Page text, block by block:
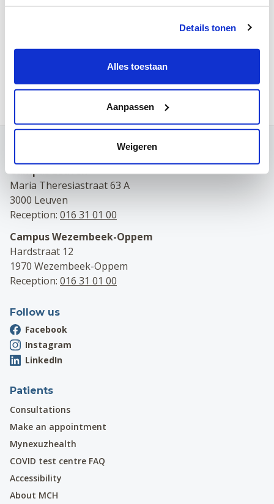
Details tonen
Alles toestaan
Aanpassen
Weigeren
Thursday
Make an appointment by telephone:016 31 01 00
Campus Leuven
Maria Theresiastraat 63 A
3000 Leuven
Reception: 016 31 01 00
Campus Wezembeek-Oppem
Hardstraat 12
1970 Wezembeek-Oppem
Reception: 016 31 01 00
Follow us
Facebook
Instagram
LinkedIn
Patients
Consultations
Make an appointment
Mynexuzhealth
COVID test centre FAQ
Accessibility
About MCH